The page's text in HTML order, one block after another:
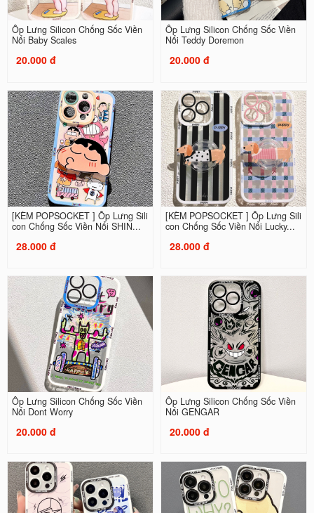
Ốp Lưng Silicon Chống Sốc Viền
Nổi Baby Scales
20.000 đ
Ốp Lưng Silicon Chống Sốc Viền
Nổi Teddy Doremon
20.000 đ
[KÈM POPSOCKET ] Ốp Lưng Sili
con Chống Sốc Viền Nổi SHIN...
28.000 đ
[KÈM POPSOCKET ] Ốp Lưng Sili
con Chống Sốc Viền Nổi Lucky...
28.000 đ
Ốp Lưng Silicon Chống Sốc Viền
Nổi Dont Worry
20.000 đ
Ốp Lưng Silicon Chống Sốc Viền
Nổi GENGAR
20.000 đ